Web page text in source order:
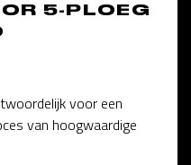
5-PLOEG
voor een
van hoogwaardige